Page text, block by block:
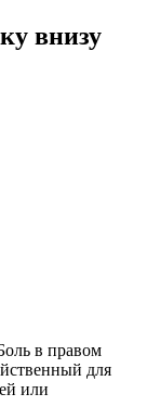
внизу
в правом
для
или